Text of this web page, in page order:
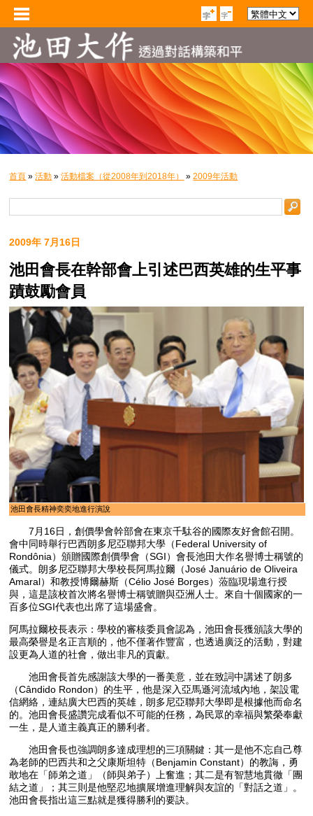
首頁 »活動 »活動檔案（從2008年到2018年） »2009年活動
2009年 7月16日
池田會長在幹部會上引述巴西英雄的生平事
蹟鼓勵會員
池田會長精神奕奕地進行演說
7月16日，創價學會幹部會在東京千駄谷的國際友好會館召開。
會中同時舉行巴西朗多尼亞聯邦大學（Federal University of
Rondônia）頒贈國際創價學會（SGI）會長池田大作名譽博士稱號的
儀式。朗多尼亞聯邦大學校長阿馬拉爾（José Januário de Oliveira
Amaral）和教授博爾赫斯（Célio José Borges）蒞臨現場進行授
與，這是該校首次將名譽博士稱號贈與亞洲人士。來自十個國家的一
百多位SGI代表也出席了這場盛會。
阿馬拉爾校長表示：學校的審核委員會認為，池田會長獲頒該大學的
最高榮譽是名正言順的，他不僅著作豐富，也透過廣泛的活動，對建
設更為人道的社會，做出非凡的貢獻。
池田會長首先感謝該大學的一番美意，並在致詞中講述了朗多
（Cândido Rondon）的生平，他是深入亞馬遜河流域內地，架設電
信網絡，連結廣大巴西的英雄，朗多尼亞聯邦大學即是根據他而命名
的。池田會長盛讚完成看似不可能的任務，為民眾的幸福與繁榮奉獻
一生，是人道主義真正的勝利者。
池田會長也強調朗多達成理想的三項關鍵：其一是他不忘自己尊
為老師的巴西共和之父康斯坦特（Benjamin Constant）的教誨，勇
敢地在「師弟之道」（師與弟子）上奮進；其二是有智慧地貫徹「團
結之道」；其三則是他堅忍地擴展增進理解與友誼的「對話之道」。
池田會長指出這三點就是獲得勝利的要訣。